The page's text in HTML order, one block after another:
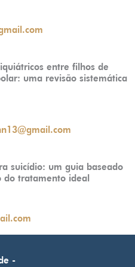
entre filhos de
uma revisão sistemática
suicídio: um guia baseado
do tratamento ideal
-